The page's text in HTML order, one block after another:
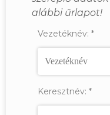
alábbi űrlapot!
Vezetéknév: *
Keresztnév: *